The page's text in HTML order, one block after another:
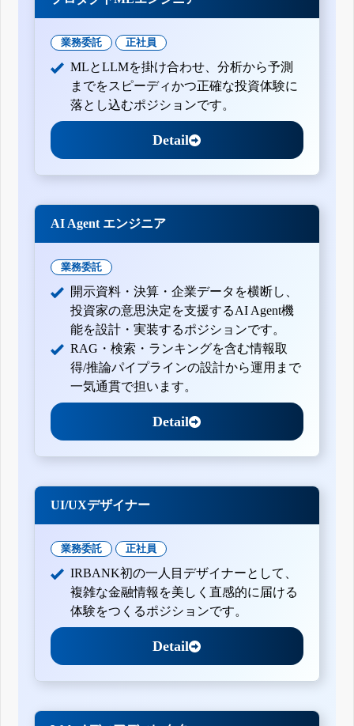
業務委託 正社員
MLとLLMを掛け合わせ、分析から予測
までをスピーディかつ正確な投資体験に
落とし込むポジションです。
Detail
AI Agent エンジニア
業務委託
開示資料・決算・企業データを横断し、
投資家の意思決定を支援するAI Agent機
能を設計・実装するポジションです。
RAG・検索・ランキングを含む情報取
得/推論パイプラインの設計から運用まで
一気通貫で担います。
Detail
UI/UXデザイナー
業務委託 正社員
IRBANK初の一人目デザイナーとして、
複雑な金融情報を美しく直感的に届ける
体験をつくるポジションです。
Detail